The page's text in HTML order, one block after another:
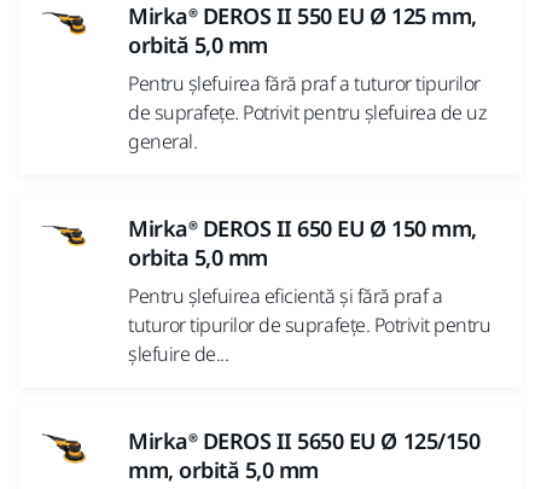
Mirka® DEROS II 550 EU Ø 125 mm,
orbită 5,0 mm
Pentru șlefuirea fără praf a tuturor tipurilor
de suprafețe. Potrivit pentru șlefuirea de uz
general.
Mirka® DEROS II 650 EU Ø 150 mm,
orbita 5,0 mm
Pentru șlefuirea eficientă și fără praf a
tuturor tipurilor de suprafețe. Potrivit pentru
șlefuire de...
Mirka® DEROS II 5650 EU Ø 125/150
mm, orbită 5,0 mm